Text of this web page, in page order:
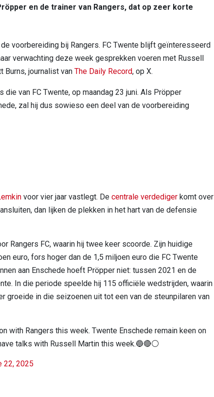
en de trainer van Rangers, dat op zeer korte
voorbereiding bij Rangers. FC Twente blijft geïnteresseerd
verwachting deze week gesprekken voeren met Russell
Burns, journalist van The Daily Record, op X.
van FC Twente, op maandag 23 juni. Als Pröpper
zal hij dus sowieso een deel van de voorbereiding
voor vier jaar vastlegt. De centrale verdediger komt over
dan lijken de plekken in het hart van de defensie
Rangers FC, waarin hij twee keer scoorde. Zijn huidige
euro, fors hoger dan de 1,5 miljoen euro die FC Twente
aan Enschede hoeft Pröpper niet: tussen 2021 en de
In die periode speelde hij 115 officiële wedstrijden, waarin
groeide in die seizoenen uit tot een van de steunpilaren van
with Rangers this week. Twente Enschede remain keen on
talks with Russell Martin this week.🔵🔴⚪️
22, 2025